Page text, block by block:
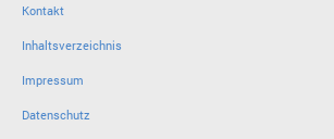
Kontakt
Inhaltsverzeichnis
Impressum
Datenschutz